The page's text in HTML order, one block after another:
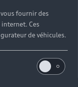
réservés.
fournir des
Ces
de véhicules.